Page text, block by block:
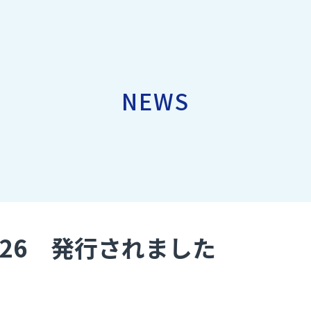
NEWS
発行されました